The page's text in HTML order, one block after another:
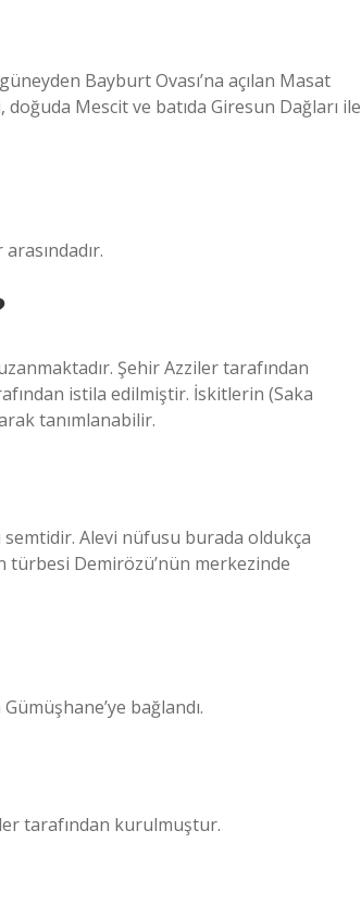
Bayburt Ovası’na açılan Masat
Mescit ve batıda Giresun Dağları ile
Şehir Azziler tarafından
istila edilmiştir. İskitlerin (Saka
tanımlanabilir.
semtidir. Alevi nüfusu burada oldukça
türbesi Demirözü’nün merkezinde
bağlandı.
tarafından kurulmuştur.